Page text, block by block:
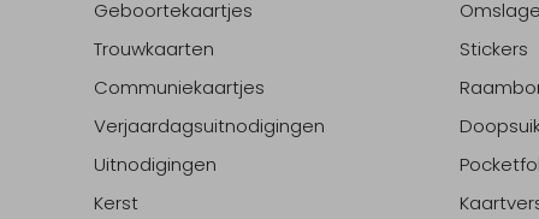
Geboortekaartjes
Trouwkaarten
Communiekaartjes
Verjaardagsuitnodigingen
Uitnodigingen
Kerst
Stickers